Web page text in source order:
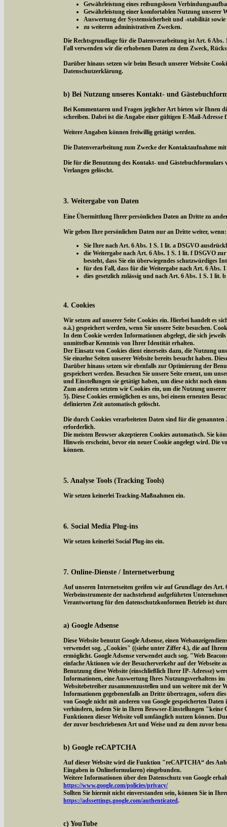
Gewährleistung eines reibungslosen
Gewährleistung einer komfortablen Nutzung unserer
Auswertung der Systemsicherheit und -stabilität sowie
zu weiteren administrativen Zwecken.
Die Rechtsgrundlage für die Datenverarbeitung ist Art. 6 Abs.
Fall verwenden wir die erhobenen Daten zu dem Zweck,
Darüber hinaus setzen wir beim Besuch unserer Website
Datenschutzerklärung.
b) Bei Nutzung unseres Kontakt- und
Bei Kommentaren und Fragen jeglicher Art bieten wir Ihnen
schreiben. Dabei ist die Angabe einer gültigen E-Mail-
Weitere Angaben können freiwillig getätigt werden.
Die Datenverarbeitung zum Zwecke der Kontaktaufnahme
Die für die Benutzung des Kontakt- und Gästebuchformulars
Verlangen gelöscht.
3. Weitergabe von Daten
Eine Übermittlung Ihrer persönlichen Daten an Dritte zu
Wir geben Ihre persönlichen Daten nur an Dritte weiter, wenn:
Sie Ihre nach Art. 6 Abs. 1 S. 1 lit. a DSGVO
die Weitergabe nach Art. 6 Abs. 1 S. 1 lit. f DSGVO
besteht, dass Sie ein überwiegendes schutzwürdiges
für den Fall, dass für die Weitergabe nach Art. 6 Abs.
dies gesetzlich zulässig und nach Art. 6 Abs. 1 S. 1
4. Cookies
Wir setzen auf unserer Seite Cookies ein. Hierbei handelt es
o.ä.) gespeichert werden, wenn Sie unsere Seite besuchen.
In dem Cookie werden Informationen abgelegt, die sich
unmittelbar Kenntnis von Ihrer Identität erhalten.
Der Einsatz von Cookies dient einerseits dazu, die Nutzung
Sie einzelne Seiten unserer Website bereits besucht haben.
Darüber hinaus setzen wir ebenfalls zur Optimierung der
gespeichert werden. Besuchen Sie unsere Seite erneut, um
und Einstellungen sie getätigt haben, um diese nicht noch
Zum anderen setzten wir Cookies ein, um die Nutzung
5). Diese Cookies ermöglichen es uns, bei einem erneuten
definierten Zeit automatisch gelöscht.
Die durch Cookies verarbeiteten Daten sind für die
erforderlich.
Die meisten Browser akzeptieren Cookies automatisch. Sie
Hinweis erscheint, bevor ein neuer Cookie angelegt wird. Die
können.
5. Analyse Tools (Tracking Tools)
Wir setzen keinerlei Tracking-Maßnahmen ein.
6. Social Media Plug-ins
Wir setzen keinerlei Social Plug-ins ein.
7. Online-Dienste / Internetwerbung
Auf unseren Internetseiten greifen wir auf Grundlage des
Werbeinstrumente der nachstehend aufgeführten
Verantwortung für den datenschutzkonformen Betrieb ist
a) Google Adsense
Diese Website benutzt Google Adsense, einen
verwendet sog. „Cookies" ((siehe unter Ziffer 4.), die auf
ermöglicht. Google Adsense verwendet auch sog. "Web
einfache Aktionen wie der Besucherverkehr auf der Webseite
Benutzung diese Website (einschließlich Ihrer IP- Adresse)
Informationen, eine Auswertung Ihres Nutzungsverhaltens
Websitebetreiber zusammenzustellen und um weitere mit
Informationen gegebenenfalls an Dritte übertragen, sofern
von Google nicht mit anderen von Google gespeicherten
verhindern, indem Sie in Ihren Browser-Einstellungen "keine
Funktionen dieser Website voll umfänglich nutzen können.
der zuvor beschriebenen Art und Weise und zu dem zuvor
b) Google reCAPTCHA
Auf dieser Website wird die Funktion "reCAPTCHA“ des
Eingaben in Onlineformularen) eingebunden.
Weitere Informationen über den Datenschutz von Google
https://www.google.com/policies/privacy/
Sollten Sie hiermit nicht einverstanden sein, können Sie in
https://adssettings.google.com/authenticated.
c) YouTube